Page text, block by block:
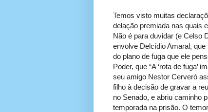
Temos visto muitas
delação premiada nas quais
Não é para duvidar (e Celso
envolve Delcídio Amaral,
do plano de fuga que ele
Poder, que “A ‘rota de fuga’
seu amigo Nestor Cerveró
filho à decisão de gravar a
no Senado, e abriu caminho
temporada na prisão. O